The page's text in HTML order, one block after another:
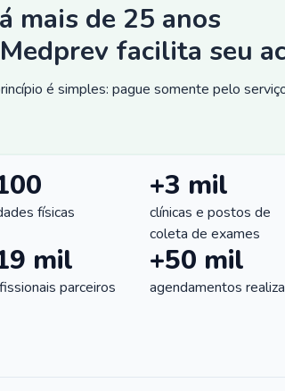
mais de 25 anos
facilita seu
é simples: pague somente pelo
físicas
+3 mil
clínicas e postos de
coleta de exames
mil
parceiros
+50 mil
agendamentos